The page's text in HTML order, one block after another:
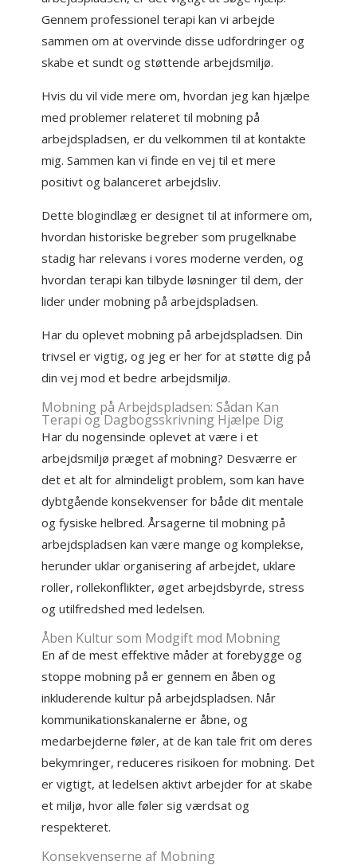
Gennem professionel terapi kan vi arbejde
sammen om at overvinde disse udfordringer og
skabe et sundt og støttende arbejdsmiljø.
Hvis du vil vide mere om, hvordan jeg kan hjælpe
med problemer relateret til mobning på
arbejdspladsen, er du velkommen til at kontakte
mig. Sammen kan vi finde en vej til et mere
positivt og balanceret arbejdsliv.
Dette blogindlæg er designet til at informere om,
hvordan historiske begreber som prugelknabe
stadig har relevans i vores moderne verden, og
hvordan terapi kan tilbyde løsninger til dem, der
lider under mobning på arbejdspladsen.
Har du oplevet mobning på arbejdspladsen. Din
trivsel er vigtig, og jeg er her for at støtte dig på
din vej mod et bedre arbejdsmiljø.
Mobning på Arbejdspladsen: Sådan Kan
Terapi og Dagbogsskrivning Hjælpe Dig
Har du nogensinde oplevet at være i et
arbejdsmiljø præget af mobning? Desværre er
det et alt for almindeligt problem, som kan have
dybtgående konsekvenser for både dit mentale
og fysiske helbred. Årsagerne til mobning på
arbejdspladsen kan være mange og komplekse,
herunder uklar organisering af arbejdet, uklare
roller, rollekonflikter, øget arbejdsbyrde, stress
og utilfredshed med ledelsen.
Åben Kultur som Modgift mod Mobning
En af de mest effektive måder at forebygge og
stoppe mobning på er gennem en åben og
inkluderende kultur på arbejdspladsen. Når
kommunikationskanalerne er åbne, og
medarbejderne føler, at de kan tale frit om deres
bekymringer, reduceres risikoen for mobning. Det
er vigtigt, at ledelsen aktivt arbejder for at skabe
et miljø, hvor alle føler sig værdsat og
respekteret.
Konsekvenserne af Mobning